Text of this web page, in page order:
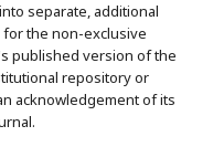
separate, additional
the non-exclusive
published version of the
repository or
acknowledgement of its